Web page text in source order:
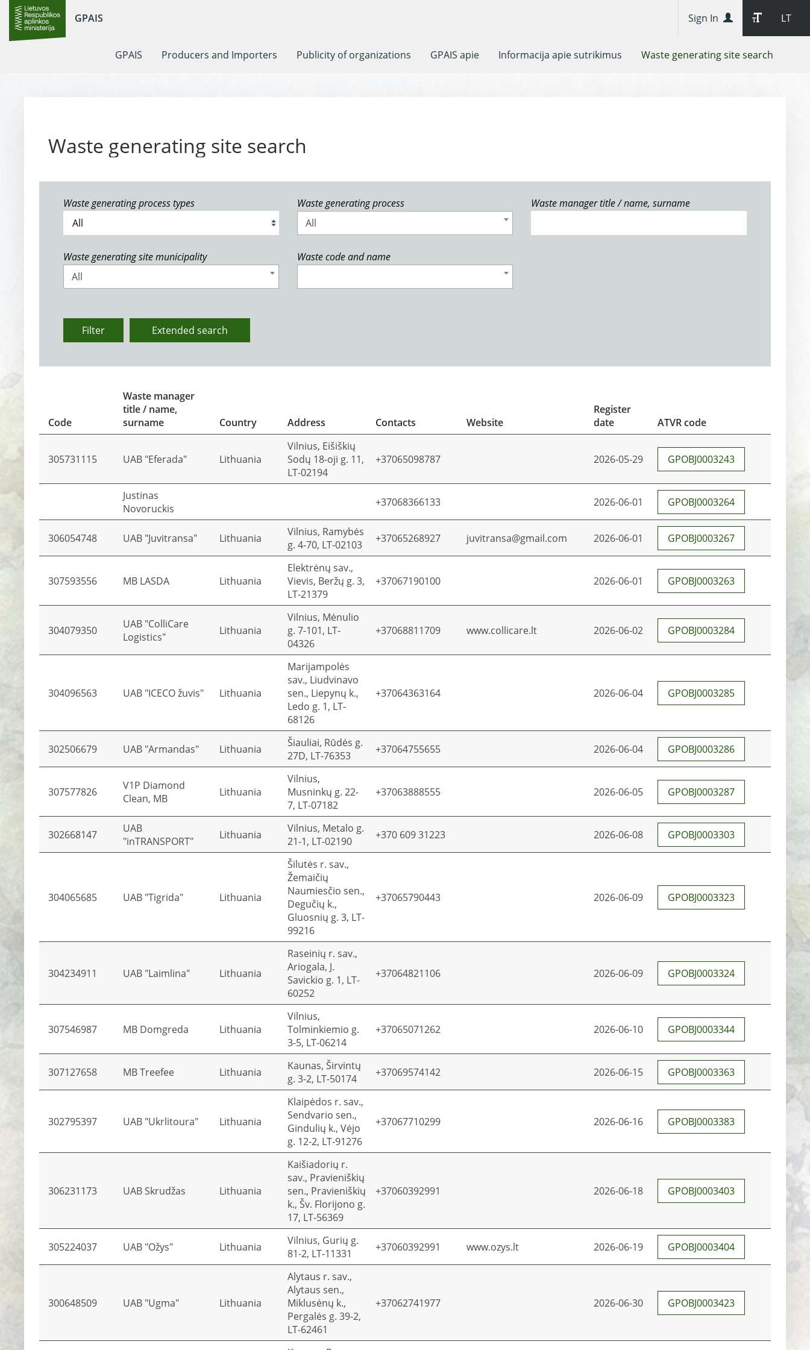
GPAIS LT
Sign In
GPAIS Producers and Importers Publicity of organizations GPAIS apie Informacija apie sutrikimus Waste generating site search
Waste generating site search
Waste generating process types
Waste generating process
All
Waste manager title / name, surname
Waste generating site municipality
All
Waste code and name
Filter Extended search
Code
Waste manager
title / name,
surname
Country Address Contacts Website
Register
date
ATVR code
305731115 UAB "Eferada" Lithuania
Vilnius, Eišiškių
Sodų 18-oji g. 11,
LT-02194
+37065098787 2026-05-29 GPOBJ0003243
Justinas
Novoruckis
+37068366133 2026-06-01 GPOBJ0003264
306054748 UAB "Juvitransa" Lithuania
Vilnius, Ramybės
g. 4-70, LT-02103
+37065268927 juvitransa@gmail.com 2026-06-01 GPOBJ0003267
307593556 MB LASDA Lithuania
Elektrėnų sav.,
Vievis, Beržų g. 3,
LT-21379
+37067190100 2026-06-01 GPOBJ0003263
304079350
UAB "ColliCare
Logistics"
Lithuania
Vilnius, Mėnulio
g. 7-101, LT-
04326
+37068811709 www.collicare.lt 2026-06-02 GPOBJ0003284
304096563 UAB "ICECO žuvis" Lithuania
Marijampolės
sav., Liudvinavo
sen., Liepynų k.,
Ledo g. 1, LT-
68126
+37064363164 2026-06-04 GPOBJ0003285
302506679 UAB "Armandas" Lithuania
Šiauliai, Rūdės g.
27D, LT-76353
+37064755655 2026-06-04 GPOBJ0003286
307577826
V1P Diamond
Clean, MB
Lithuania
Vilnius,
Musninkų g. 22-
7, LT-07182
+37063888555 2026-06-05 GPOBJ0003287
302668147
UAB
"inTRANSPORT"
Lithuania
Vilnius, Metalo g.
21-1, LT-02190
+370 609 31223 2026-06-08 GPOBJ0003303
304065685 UAB "Tigrida" Lithuania
Šilutės r. sav.,
Žemaičių
Naumiesčio sen.,
Degučių k.,
Gluosnių g. 3, LT-
99216
+37065790443 2026-06-09 GPOBJ0003323
304234911 UAB "Laimlina" Lithuania
Raseinių r. sav.,
Ariogala, J.
Savickio g. 1, LT-
60252
+37064821106 2026-06-09 GPOBJ0003324
307546987 MB Domgreda Lithuania
Vilnius,
Tolminkiemio g.
3-5, LT-06214
+37065071262 2026-06-10 GPOBJ0003344
307127658 MB Treefee Lithuania
Kaunas, Širvintų
g. 3-2, LT-50174
+37069574142 2026-06-15 GPOBJ0003363
302795397 UAB "Ukrlitoura" Lithuania
Klaipėdos r. sav.,
Sendvario sen.,
Gindulių k., Vėjo
g. 12-2, LT-91276
+37067710299 2026-06-16 GPOBJ0003383
306231173 UAB Skrudžas Lithuania
Kaišiadorių r.
sav., Pravieniškių
sen., Pravieniškių
k., Šv. Florijono g.
17, LT-56369
+37060392991 2026-06-18 GPOBJ0003403
305224037 UAB "Ožys" Lithuania
Vilnius, Gurių g.
81-2, LT-11331
+37060392991 www.ozys.lt 2026-06-19 GPOBJ0003404
300648509 UAB "Ugma" Lithuania
Alytaus r. sav.,
Alytaus sen.,
Miklusėnų k.,
Pergalės g. 39-2,
LT-62461
+37062741977 2026-06-30 GPOBJ0003423